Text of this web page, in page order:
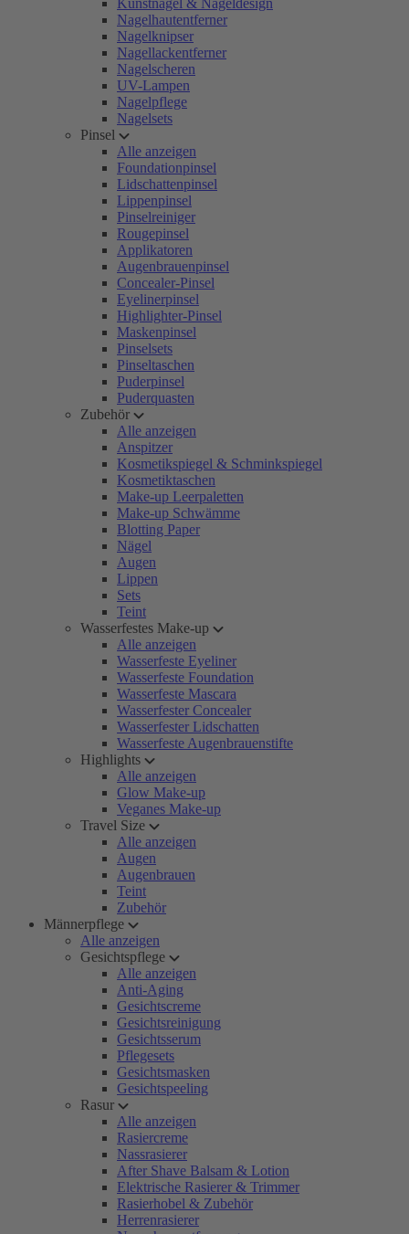
Kunstnägel & Nageldesign
Nagelhautentferner
Nagelknipser
Nagellackentferner
Nagelscheren
UV-Lampen
Nagelpflege
Nagelsets
Pinsel
Alle anzeigen
Foundationpinsel
Lidschattenpinsel
Lippenpinsel
Pinselreiniger
Rougepinsel
Applikatoren
Augenbrauenpinsel
Concealer-Pinsel
Eyelinerpinsel
Highlighter-Pinsel
Maskenpinsel
Pinselsets
Pinseltaschen
Puderpinsel
Puderquasten
Zubehör
Alle anzeigen
Anspitzer
Kosmetikspiegel & Schminkspiegel
Kosmetiktaschen
Make-up Leerpaletten
Make-up Schwämme
Blotting Paper
Nägel
Augen
Lippen
Sets
Teint
Wasserfestes Make-up
Alle anzeigen
Wasserfeste Eyeliner
Wasserfeste Foundation
Wasserfeste Mascara
Wasserfester Concealer
Wasserfester Lidschatten
Wasserfeste Augenbrauenstifte
Highlights
Alle anzeigen
Glow Make-up
Veganes Make-up
Travel Size
Alle anzeigen
Augen
Augenbrauen
Teint
Zubehör
Männerpflege
Alle anzeigen
Gesichtspflege
Alle anzeigen
Anti-Aging
Gesichtscreme
Gesichtsreinigung
Gesichtsserum
Pflegesets
Gesichtsmasken
Gesichtspeeling
Rasur
Alle anzeigen
Rasiercreme
Nassrasierer
After Shave Balsam & Lotion
Elektrische Rasierer & Trimmer
Rasierhobel & Zubehör
Herrenrasierer